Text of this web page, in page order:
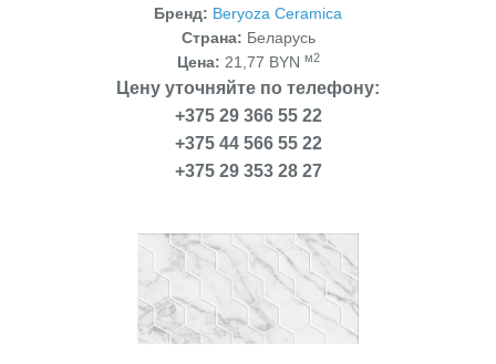
Бренд: Beryoza Ceramica
Страна: Беларусь
Цена: 21,77 BYN м2
Цену уточняйте по телефону:
+375 29 366 55 22
+375 44 566 55 22
+375 29 353 28 27